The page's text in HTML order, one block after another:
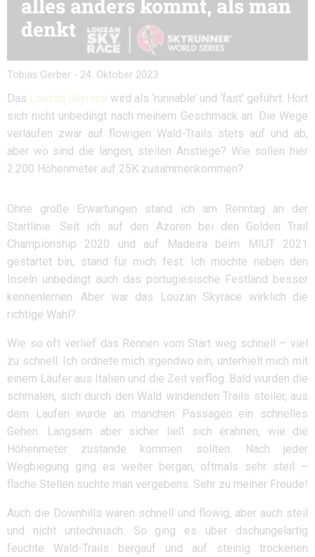
alles anders kommt, als man
denkt
Tobias Gerber - 24. Oktober 2023
Das Louzan Skyrace wird als ‘runnable’ und ‘fast’ geführt. Hört
sich nicht unbedingt nach meinem Geschmack an. Die Wege
verlaufen zwar auf flowigen Wald-Trails stets auf und ab,
aber wo sind die langen, steilen Anstiege? Wie sollen hier
2.200 Höhenmeter auf 25K zusammenkommen?
Ohne große Erwartungen stand ich am Renntag an der
Startlinie. Seit ich auf den Azoren bei den Golden Trail
Championship 2020 und auf Madeira beim MIUT 2021
gestartet bin, stand für mich fest: Ich möchte neben den
Inseln unbedingt auch das portugiesische Festland besser
kennenlernen. Aber war das Louzan Skyrace wirklich die
richtige Wahl?
Wie so oft verlief das Rennen vom Start weg schnell – viel
zu schnell. Ich ordnete mich irgendwo ein, unterhielt mich mit
einem Läufer aus Italien und die Zeit verflog. Bald wurden die
schmalen, sich durch den Wald windenden Trails steiler, aus
dem Laufen wurde an manchen Passagen ein schnelles
Gehen. Langsam aber sicher ließ sich erahnen, wie die
Höhenmeter zustande kommen sollten: Nach jeder
Wegbiegung ging es weiter bergan, oftmals sehr steil –
flache Stellen suchte man vergebens. Sehr zu meiner Freude!
Auch die Downhills waren schnell und flowig, aber auch steil
und nicht untechnisch. So ging es über dschungelartig
feuchte Wald-Trails bergauf und auf steinig trockenen